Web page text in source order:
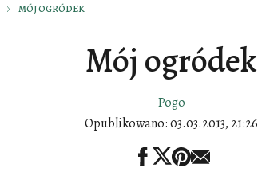
MÓJ OGRÓDEK
Mój ogródek
Pogo
Opublikowano:03.03.2013, 21:26